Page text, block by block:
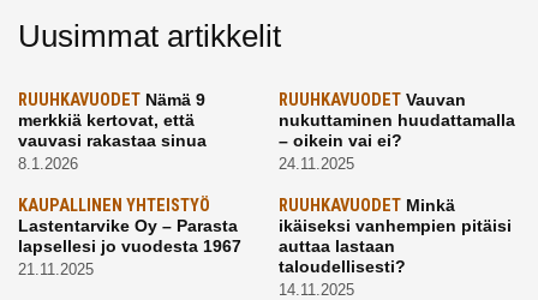
Uusimmat artikkelit
RUUHKAVUODET Nämä 9
merkkiä kertovat, että
vauvasi rakastaa sinua
8.1.2026
RUUHKAVUODETVauvan
nukuttaminen huudattamalla
– oikein vai ei?
24.11.2025
KAUPALLINEN YHTEISTYÖ
Lastentarvike Oy – Parasta
lapsellesi jo vuodesta 1967
21.11.2025
RUUHKAVUODETMinkä
ikäiseksi vanhempien pitäisi
auttaa lastaan
taloudellisesti?
14.11.2025